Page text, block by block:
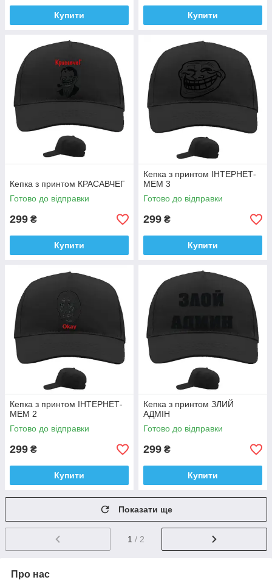
Купити Купити
Кепка з принтом КРАСАВЧЕГ
Готово до відправки
299 ₴
Купити
Кепка з принтом ІНТЕРНЕТ-
МЕМ 3
Готово до відправки
299 ₴
Купити
Кепка з принтом ІНТЕРНЕТ-
МЕМ 2
Готово до відправки
299 ₴
Купити
Кепка з принтом ЗЛИЙ
АДМІН
Готово до відправки
299 ₴
Купити
Показати ще
1 / 2
Про нас